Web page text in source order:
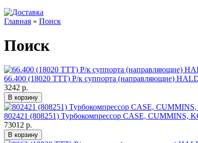
Главная » Поиск
Поиск
66.400 (18020 TTT) Р/к суппорта (направляющие)
3242 р.
802421 (808251) Турбокомпрессор CASE, CUMMINS,
73012 р.